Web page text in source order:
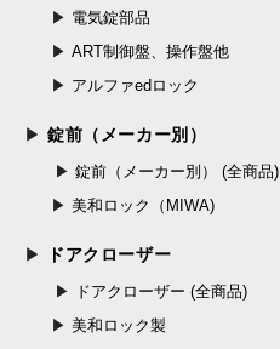
電気錠部品
ART制御盤、操作盤他
アルファedロック
錠前（メーカー別）
錠前（メーカー別） (全商品)
美和ロック（MIWA)
ドアクローザー
ドアクローザー (全商品)
美和ロック製